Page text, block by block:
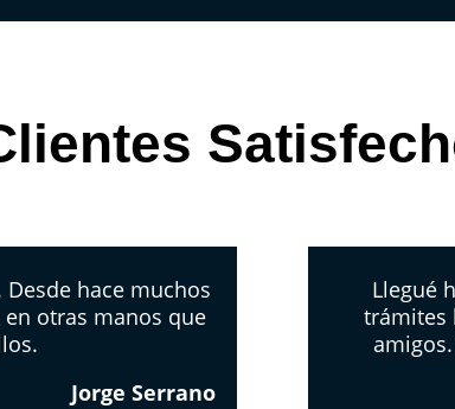
hace muchos
otras manos que
Jorge Serrano
Llegué
trámites